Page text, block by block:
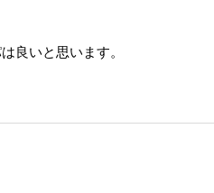
良いと思います。